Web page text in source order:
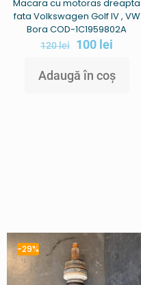
Macara cu motoras dreapta
fata Volkswagen Golf IV , VW
Bora COD-1C1959802A
120lei 100 lei
Adaugă în coș
-29%